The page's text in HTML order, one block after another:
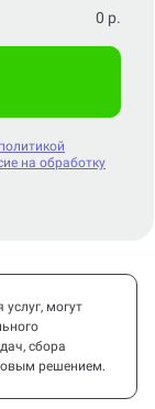
0 р.
политикой
на обработку
могут
сбора
решением.